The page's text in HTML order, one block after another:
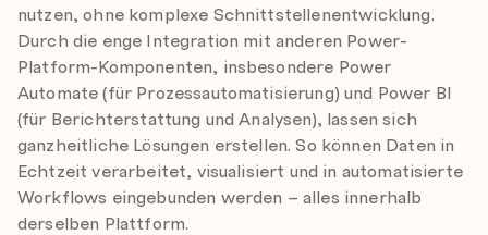
nutzen, ohne komplexe Schnittstellenentwicklung.
Durch die enge Integration mit anderen Power-
Platform-Komponenten, insbesondere Power
Automate (für Prozessautomatisierung) und Power BI
(für Berichterstattung und Analysen), lassen sich
ganzheitliche Lösungen erstellen. So können Daten in
Echtzeit verarbeitet, visualisiert und in automatisierte
Workflows eingebunden werden – alles innerhalb
derselben Plattform.